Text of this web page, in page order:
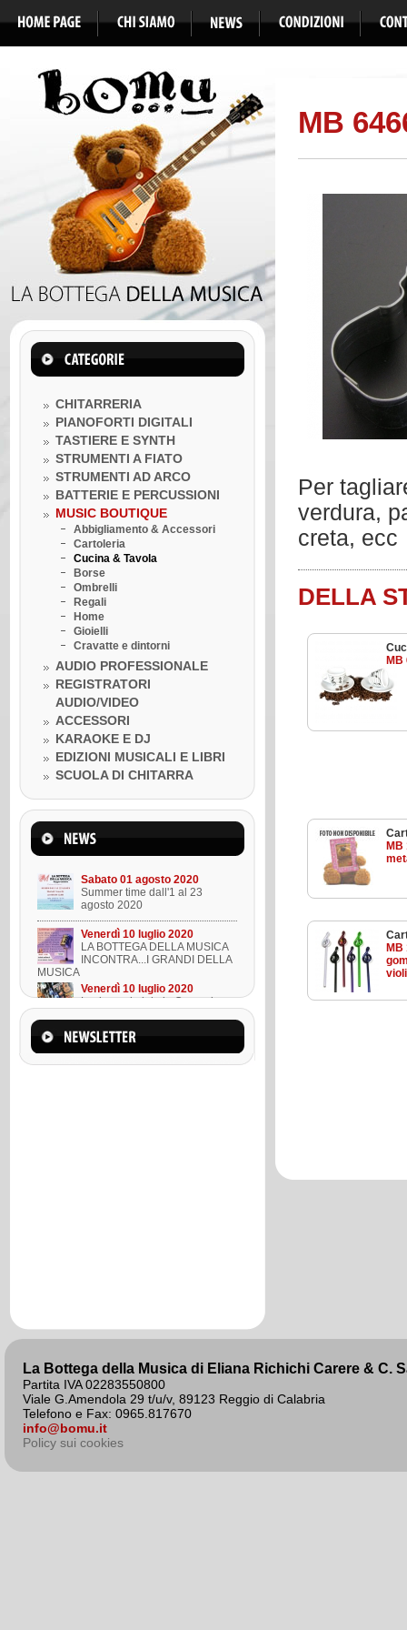
CHITARRERIA
PIANOFORTI DIGITALI
TASTIERE E SYNTH
STRUMENTI A FIATO
STRUMENTI AD ARCO
BATTERIE E PERCUSSIONI
MUSIC BOUTIQUE
Abbigliamento & Accessori
Cartoleria
Cucina & Tavola
Borse
Ombrelli
Regali
Home
Gioielli
Cravatte e dintorni
AUDIO PROFESSIONALE
REGISTRATORI
AUDIO/VIDEO
ACCESSORI
KARAOKE E DJ
EDIZIONI MUSICALI E LIBRI
SCUOLA DI CHITARRA
Venerdì 10 luglio 2020
LA BOTTEGA DELLA MUSICA
INCONTRA...I GRANDI DELLA
MUSICA
Venerdì 10 luglio 2020
Lezione ukulele in Omaggio
Mercoledì 22 marzo 2023
Suono l'ukulele in 8 lezioni
Sabato 01 agosto 2020
Summer time dall'1 al 23
agosto 2020
Venerdì 10 luglio 2020
LA BOTTEGA DELLA MUSICA
INCONTRA...I GRANDI DELLA
MUSICA
Venerdì 10 luglio 2020
Lezione ukulele in Omaggio
Mercoledì 22 marzo 2023
Suono l'ukulele in 8 lezioni
MB
Per
verdura,
creta, ecc
DELLA
MB
MB
MB
La Bottega della Musica di Eliana Richichi Carere & C.
Partita IVA 02283550800
Viale G.Amendola 29 t/u/v, 89123 Reggio di Calabria
Telefono e Fax: 0965.817670
info@bomu.it
Policy sui cookies